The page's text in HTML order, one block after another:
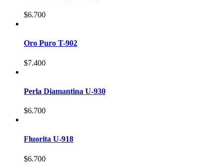
$6.700
Oro Puro T-902
$7.400
Perla Diamantina U-930
$6.700
Fluorita U-918
$6.700